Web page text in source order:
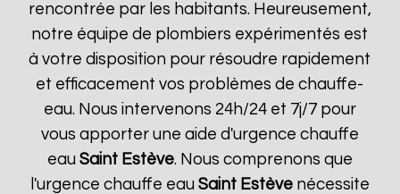
rencontrée par les habitants. Heureusement,
notre équipe de plombiers expérimentés est
à votre disposition pour résoudre rapidement
et efficacement vos problèmes de chauffe-
eau. Nous intervenons 24h/24 et 7j/7 pour
vous apporter une aide d'urgence chauffe
eau Saint Estève. Nous comprenons que
l'urgence chauffe eau Saint Estèvenécessite